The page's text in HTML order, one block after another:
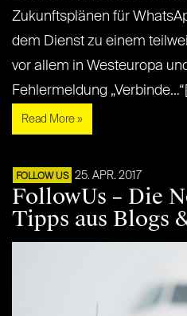
Zukunftsplänen für
dem Dienst zu einem
vor allem in Westeuropa
Fehlermeldung
Read More »
FOLLOW US 25. APR. 2017
FollowUs – Die
Tipps aus Blogs